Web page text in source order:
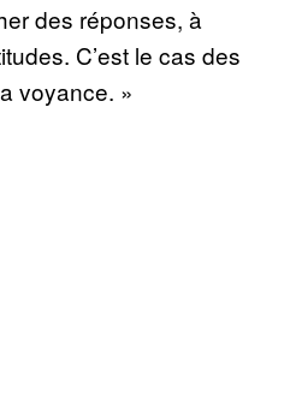
des réponses, à
C’est le cas des
voyance. »